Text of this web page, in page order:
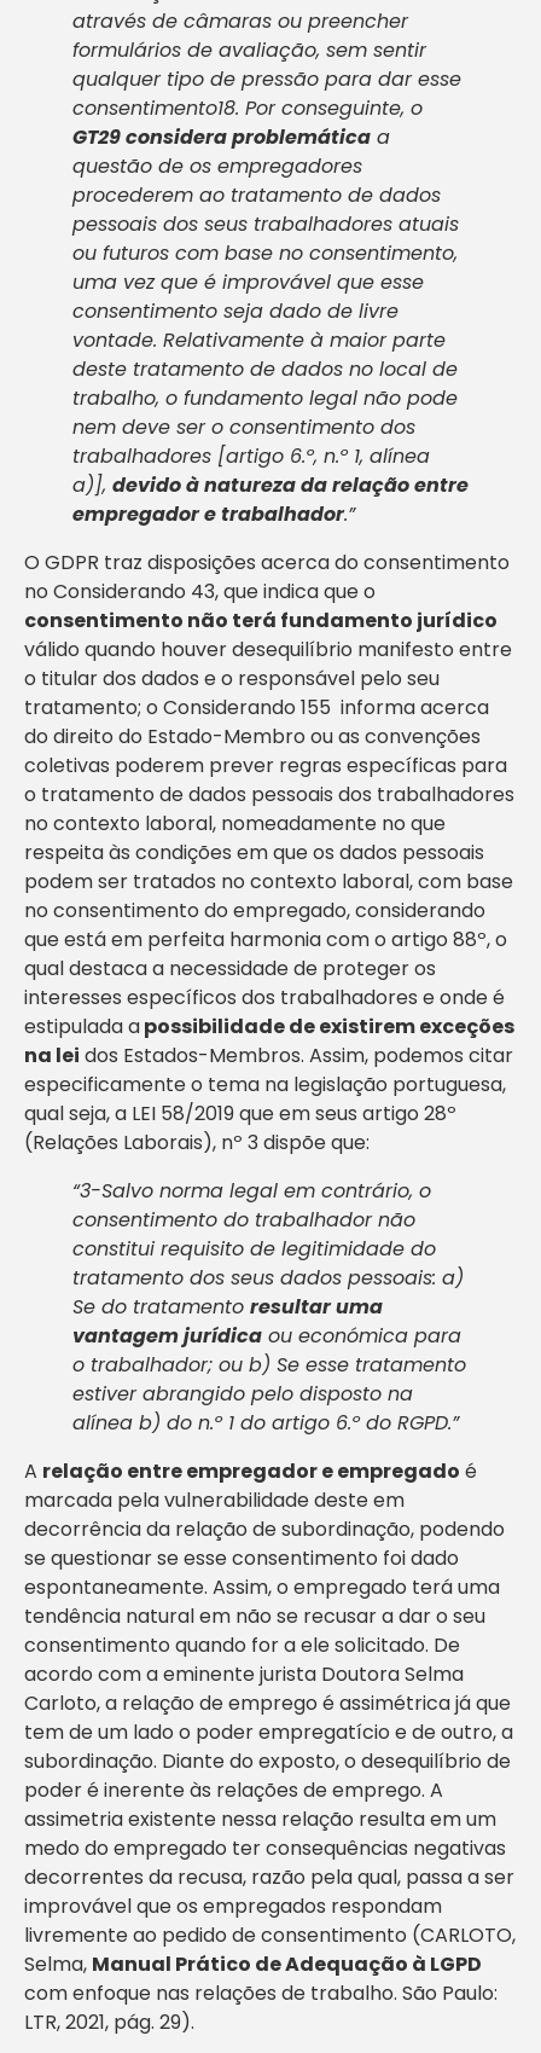
através de câmaras ou preencher
formulários de avaliação, sem sentir
qualquer tipo de pressão para dar esse
consentimento18. Por conseguinte, o
GT29 considera problemática a
questão de os empregadores
procederem ao tratamento de dados
pessoais dos seus trabalhadores atuais
ou futuros com base no consentimento,
uma vez que é improvável que esse
consentimento seja dado de livre
vontade. Relativamente à maior parte
deste tratamento de dados no local de
trabalho, o fundamento legal não pode
nem deve ser o consentimento dos
trabalhadores [artigo 6.º, n.º 1, alínea
a)], devido à natureza da relação entre
empregador e trabalhador.”
O GDPR traz disposições acerca do consentimento
no Considerando 43, que indica que o
consentimento não terá fundamento jurídico
válido quando houver desequilíbrio manifesto entre
o titular dos dados e o responsável pelo seu
tratamento; o Considerando 155 informa acerca
do direito do Estado-Membro ou as convenções
coletivas poderem prever regras específicas para
o tratamento de dados pessoais dos trabalhadores
no contexto laboral, nomeadamente no que
respeita às condições em que os dados pessoais
podem ser tratados no contexto laboral, com base
no consentimento do empregado, considerando
que está em perfeita harmonia com o artigo 88º, o
qual destaca a necessidade de proteger os
interesses específicos dos trabalhadores e onde é
estipulada apossibilidade de existirem exceções
na lei dos Estados-Membros. Assim, podemos citar
especificamente o tema na legislação portuguesa,
qual seja, a LEI 58/2019 que em seus artigo 28º
(Relações Laborais), nº 3 dispõe que:
“3-Salvo norma legal em contrário, o
consentimento do trabalhador não
constitui requisito de legitimidade do
tratamento dos seus dados pessoais: a)
Se do tratamento resultar uma
vantagem jurídica ou económica para
o trabalhador; ou b) Se esse tratamento
estiver abrangido pelo disposto na
alínea b) do n.º 1 do artigo 6.º do RGPD.”
A relação entre empregador e empregado é
marcada pela vulnerabilidade deste em
decorrência da relação de subordinação, podendo
se questionar se esse consentimento foi dado
espontaneamente. Assim, o empregado terá uma
tendência natural em não se recusar a dar o seu
consentimento quando for a ele solicitado. De
acordo com a eminente jurista Doutora Selma
Carloto, a relação de emprego é assimétrica já que
tem de um lado o poder empregatício e de outro, a
subordinação. Diante do exposto, o desequilíbrio de
poder é inerente às relações de emprego. A
assimetria existente nessa relação resulta em um
medo do empregado ter consequências negativas
decorrentes da recusa, razão pela qual, passa a ser
improvável que os empregados respondam
livremente ao pedido de consentimento (CARLOTO,
Selma, Manual Prático de Adequação à LGPD
com enfoque nas relações de trabalho. São Paulo:
LTR, 2021, pág. 29).